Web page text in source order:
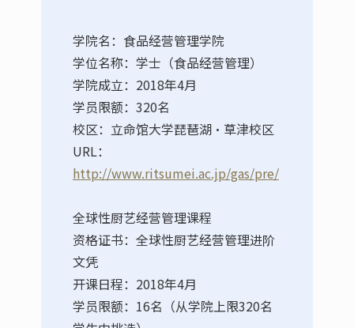
学院名：食品经营管理学院
学位名称：学士（食品经营管理）
学院成立：2018年4月
学员限额：320名
校区：立命馆大学琵琶湖·草津校区
URL：
http://www.ritsumei.ac.jp/gas/pre/
全球性厨艺经营管理课程
资格证书：全球性厨艺经营管理进阶
文凭
开课日程：2018年4月
学员限额：16名（从学院上限320名